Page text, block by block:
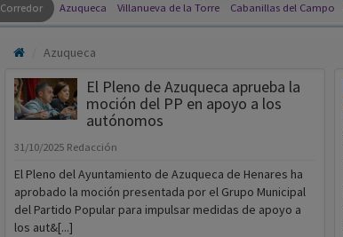
Corredor Azuqueca Villanueva de la Torre Cabanillas del Campo
Azuqueca
El Pleno de Azuqueca aprueba la
moción del PP en apoyo a los
autónomos
31/10/2025 Redacción
El Pleno del Ayuntamiento de Azuqueca de Henares ha
aprobado la moción presentada por el Grupo Municipal
del Partido Popular para impulsar medidas de apoyo a
los aut&[...]